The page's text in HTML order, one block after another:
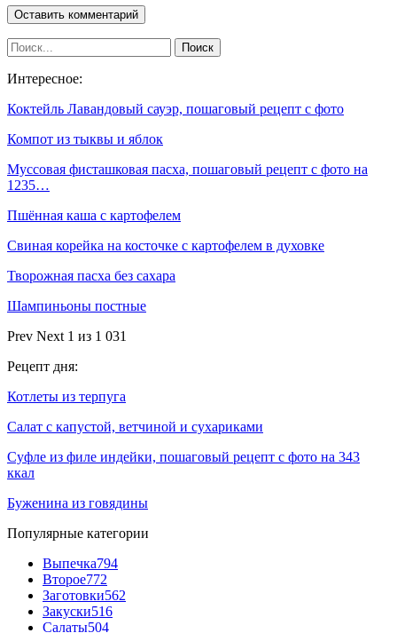
Интересное:
Коктейль Лавандовый сауэр, пошаговый рецепт с фото
Компот из тыквы и яблок
Муссовая фисташковая пасха, пошаговый рецепт с фото на
1235…
Пшённая каша с картофелем
Свиная корейка на косточке с картофелем в духовке
Творожная пасха без сахара
Шампиньоны постные
Prev Next 1 из 1 031
Рецепт дня:
Котлеты из терпуга
Салат с капустой, ветчиной и сухариками
Суфле из филе индейки, пошаговый рецепт с фото на 343
ккал
Буженина из говядины
Популярные категории
Выпечка794
Второе772
Заготовки562
Закуски516
Салаты504